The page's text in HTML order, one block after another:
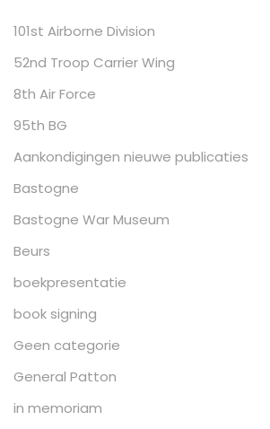
101st Airborne Division
52nd Troop Carrier Wing
8th Air Force
95th BG
Aankondigingen nieuwe publicaties
Bastogne
Bastogne War Museum
Beurs
boekpresentatie
book signing
Geen categorie
General Patton
in memoriam